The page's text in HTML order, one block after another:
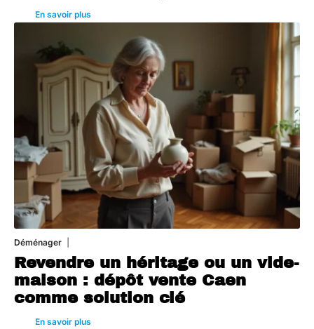
En savoir plus
Déménager
Revendre un héritage ou un vide-
maison : dépôt vente Caen
comme solution clé
En savoir plus